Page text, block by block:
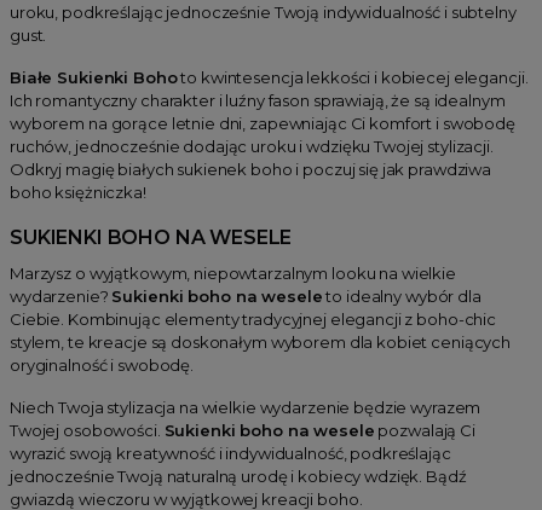
uroku, podkreślając jednocześnie Twoją indywidualność i subtelny
gust.
Białe Sukienki Bohoto kwintesencja lekkości i kobiecej elegancji.
Ich romantyczny charakter i luźny fason sprawiają, że są idealnym
wyborem na gorące letnie dni, zapewniając Ci komfort i swobodę
ruchów, jednocześnie dodając uroku i wdzięku Twojej stylizacji.
Odkryj magię białych sukienek boho i poczuj się jak prawdziwa
boho księżniczka!
SUKIENKI BOHO NA WESELE
Marzysz o wyjątkowym, niepowtarzalnym looku na wielkie
wydarzenie? Sukienki boho na weseleto idealny wybór dla
Ciebie. Kombinując elementy tradycyjnej elegancji z boho-chic
stylem, te kreacje są doskonałym wyborem dla kobiet ceniących
oryginalność i swobodę.
Niech Twoja stylizacja na wielkie wydarzenie będzie wyrazem
Twojej osobowości. Sukienki boho na wesele pozwalają Ci
wyrazić swoją kreatywność i indywidualność, podkreślając
jednocześnie Twoją naturalną urodę i kobiecy wdzięk. Bądź
gwiazdą wieczoru w wyjątkowej kreacji boho.